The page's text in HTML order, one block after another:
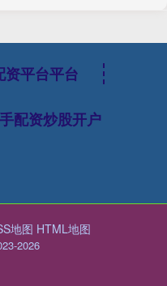
资平台平台
配资炒股开户
地图 HTML地图
2026